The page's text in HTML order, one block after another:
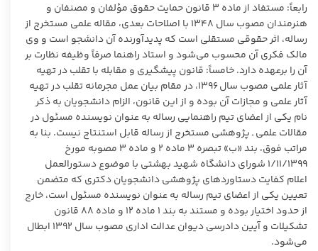
رابعاً: مستفاد از ماده ۳ قانون حمایت حقوق مؤلفان و مصنفان و
هنرمندان مصوب سال ۱۳۴۸ با اصلاحات بعدی، مقاله علمی مستخرج از
رساله، اثر حقوقی مستقلی است که پدیدآورنده آن دانشجو است و وی
مالک فکری آن محسوب می‌شود و استاد راهنما صرفاً وظیفه نظارت بر
آن را برعهده دارد. خامساً: قانون پیشگیری و مقابله با تقلب در تهیه
آثار علمی مصوب سال ۱۳۹۶، در مقام بیان عمل مجرمانه‌ تقلب در تهیه
آثار علمی و مجازات آن بوده و از این قانون، الزام دانشجویان به ذکر
نام یکی از اعضای تیم راهنمایی رساله به عنوان نویسنده مسئول در
مقالات علمی ـ پژوهشی مستخرج از رساله قابل استنتاج نیست. بنا به
مراتب فوق، بند «ب» تبصره ۳ ماده ۲ و ماده ۳ مصوبه مورخ
۱/۱۱/۱۳۹۹ شورای دانشگاه شهید بهشتی با موضوع دستورالعمل
اعلام کفایت دستاوردهای پژوهشی دانشجویان دکتری که متضمن
تعیین یکی از اعضای تیم رساله به عنوان نویسنده مسئول است، خارج
از حدود اختیار بوده و مستند به بند ۱ ماده ۱۲ و ماده ۸۸ قانون
تشکیلات و آیین دادرسی دیوان عدالت اداری مصوب سال ۱۳۹۲ ابطال
می‌شود.